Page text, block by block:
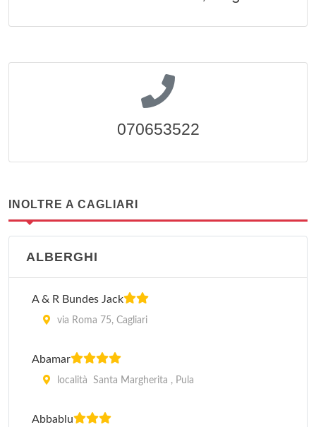
070653522
INOLTRE A CAGLIARI
ALBERGHI
A & R Bundes Jack
via Roma 75, Cagliari
Abamar
località Santa Margherita , Pula
Abbablu